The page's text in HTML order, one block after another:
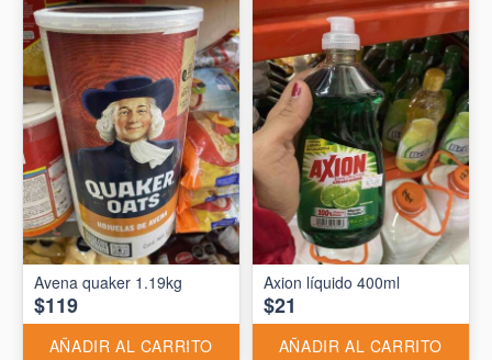
Avena quaker 1.19kg
$119
AÑADIR AL CARRITO
Axion líquido 400ml
$21
AÑADIR AL CARRITO